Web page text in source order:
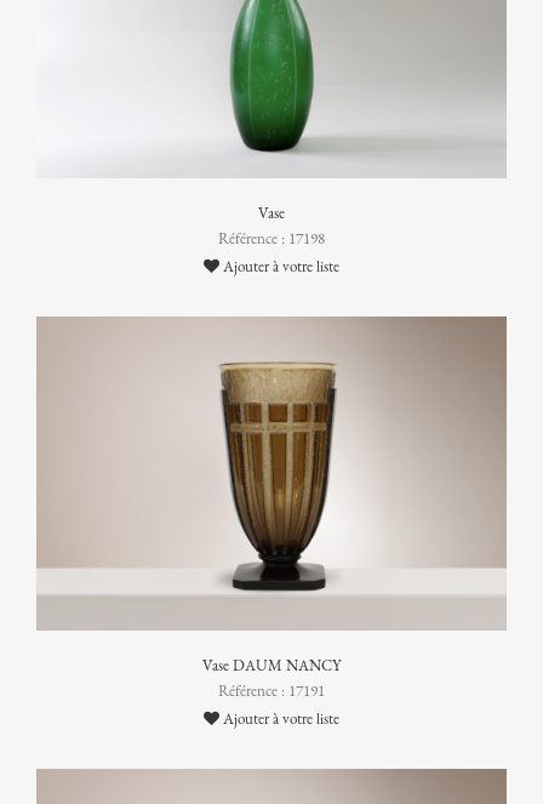
Vase
Référence : 17198
Ajouter à votre liste
Vase DAUM NANCY
Référence : 17191
Ajouter à votre liste